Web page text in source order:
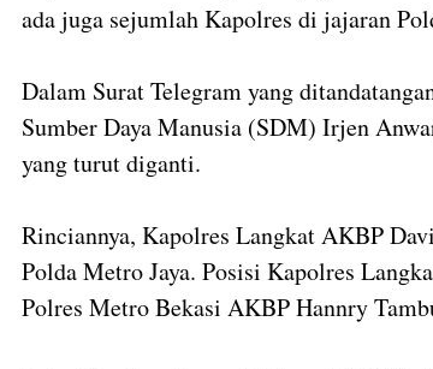
ada juga sejumlah Kapolres di jajaran
Dalam Surat Telegram yang
Sumber Daya Manusia (SDM) Irjen
yang turut diganti.
Rinciannya, Kapolres Langkat AKBP
Polda Metro Jaya. Posisi Kapolres
Polres Metro Bekasi AKBP Hannry